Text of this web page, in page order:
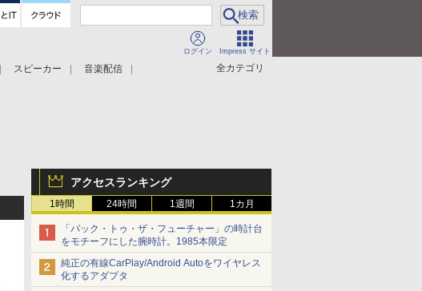
ログイン Impress サイト
全カテゴリ
スピーカー
音楽配信
アクセスランキング
1時間 24時間 1週間 1カ月
「バック・トゥ・ザ・フューチャー」の時計台
をモチーフにした腕時計。1985本限定
純正の有線CarPlay/Android Autoをワイヤレス
化するアダプタ